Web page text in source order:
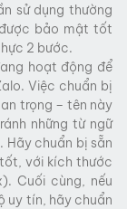
sử dụng thường
bảo mật tốt
2 bước.
hoạt động để
Việc chuẩn bị
trọng – tên này
những từ ngữ
Hãy chuẩn bị sẵn
với kích thước
Cuối cùng, nếu
uy tín, hãy chuẩn